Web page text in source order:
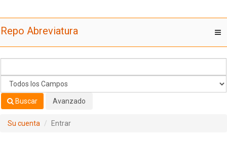
Repo Abreviatura
Buscar Avanzado
Su cuenta Entrar